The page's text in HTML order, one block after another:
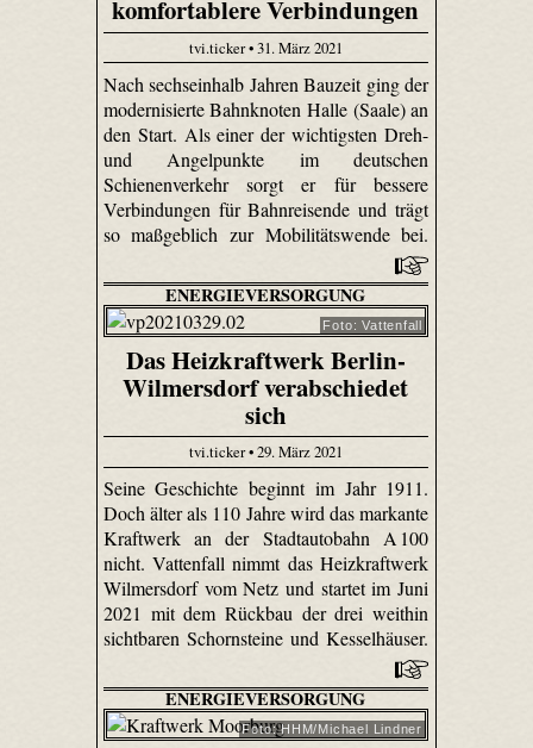
komfortablere Verbindungen
tvi.ticker • 31. März 2021
Nach sechseinhalb Jahren Bauzeit ging der
modernisierte Bahnknoten Halle (Saale) an
den Start. Als einer der wichtigsten Dreh-
und Angelpunkte im deutschen
Schienenverkehr sorgt er für bessere
Verbindungen für Bahnreisende und trägt
so maßgeblich zur Mobilitätswende bei.
ENERGIEVERSORGUNG
Foto: Vattenfall
Das Heizkraftwerk Berlin-
Wilmersdorf verabschiedet
sich
tvi.ticker • 29. März 2021
Seine Geschichte beginnt im Jahr 1911.
Doch älter als 110 Jahre wird das markante
Kraftwerk an der Stadtautobahn A 100
nicht. Vattenfall nimmt das Heizkraftwerk
Wilmersdorf vom Netz und startet im Juni
2021 mit dem Rückbau der drei weithin
sichtbaren Schornsteine und Kesselhäuser.
ENERGIEVERSORGUNG
Foto: HHM/Michael Lindner